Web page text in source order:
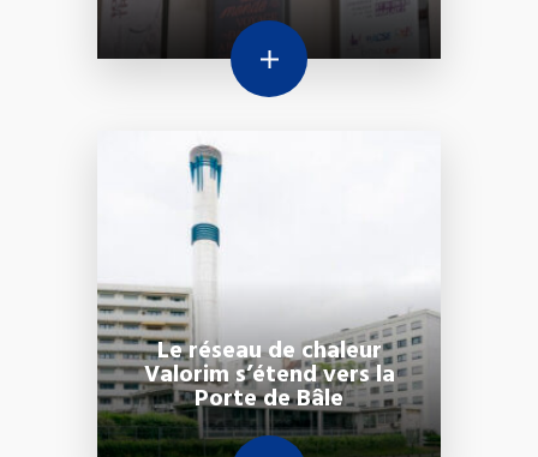
Le réseau de chaleur
Valorim s’étend vers la
Porte de Bâle